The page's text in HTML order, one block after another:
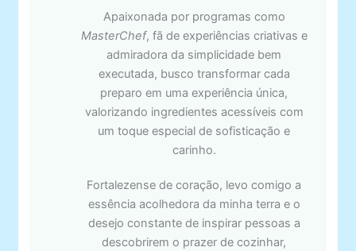
Apaixonada por programas como
MasterChef, fã de experiências criativas e
admiradora da simplicidade bem
executada, busco transformar cada
preparo em uma experiência única,
valorizando ingredientes acessíveis com
um toque especial de sofisticação e
carinho.
Fortalezense de coração, levo comigo a
essência acolhedora da minha terra e o
desejo constante de inspirar pessoas a
descobrirem o prazer de cozinhar,